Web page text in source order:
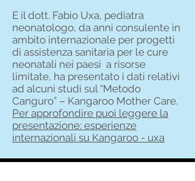
E il dott. Fabio Uxa, pediatra
neonatologo, da anni consulente in
ambito internazionale per progetti
di assistenza sanitaria per le cure
neonatali nei paesi a risorse
limitate, ha presentato i dati relativi
ad alcuni studi sul “Metodo
Canguro” – Kangaroo Mother Care.
Per approfondire puoi leggere la
presentazione: esperienze
internazionali su Kangaroo - uxa